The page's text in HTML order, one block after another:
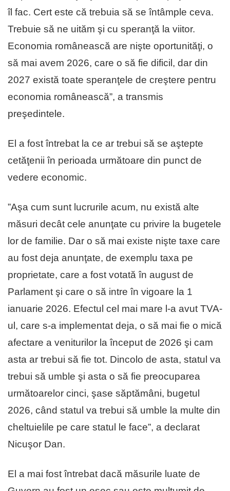
îl fac. Cert este că trebuia să se întâmple ceva.
Trebuie să ne uităm şi cu speranţă la viitor.
Economia românească are nişte oportunităţi, o
să mai avem 2026, care o să fie dificil, dar din
2027 există toate speranţele de creştere pentru
economia românească”, a transmis
preşedintele.
El a fost întrebat la ce ar trebui să se aştepte
cetăţenii în perioada următoare din punct de
vedere economic.
”Aşa cum sunt lucrurile acum, nu există alte
măsuri decât cele anunţate cu privire la bugetele
lor de familie. Dar o să mai existe nişte taxe care
au fost deja anunţate, de exemplu taxa pe
proprietate, care a fost votată în august de
Parlament şi care o să intre în vigoare la 1
ianuarie 2026. Efectul cel mai mare l-a avut TVA-
ul, care s-a implementat deja, o să mai fie o mică
afectare a veniturilor la început de 2026 şi cam
asta ar trebui să fie tot. Dincolo de asta, statul va
trebui să umble şi asta o să fie preocuparea
următoarelor cinci, şase săptămâni, bugetul
2026, când statul va trebui să umble la multe din
cheltuielile pe care statul le face”, a declarat
Nicuşor Dan.
El a mai fost întrebat dacă măsurile luate de